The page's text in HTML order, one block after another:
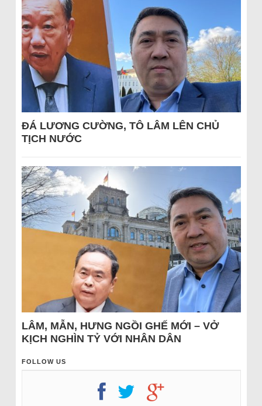
ĐÁ LƯƠNG CƯỜNG, TÔ LÂM LÊN CHỦ
TỊCH NƯỚC
LÂM, MẪN, HƯNG NGỒI GHẾ MỚI – VỞ
KỊCH NGHÌN TỶ VỚI NHÂN DÂN
FOLLOW US